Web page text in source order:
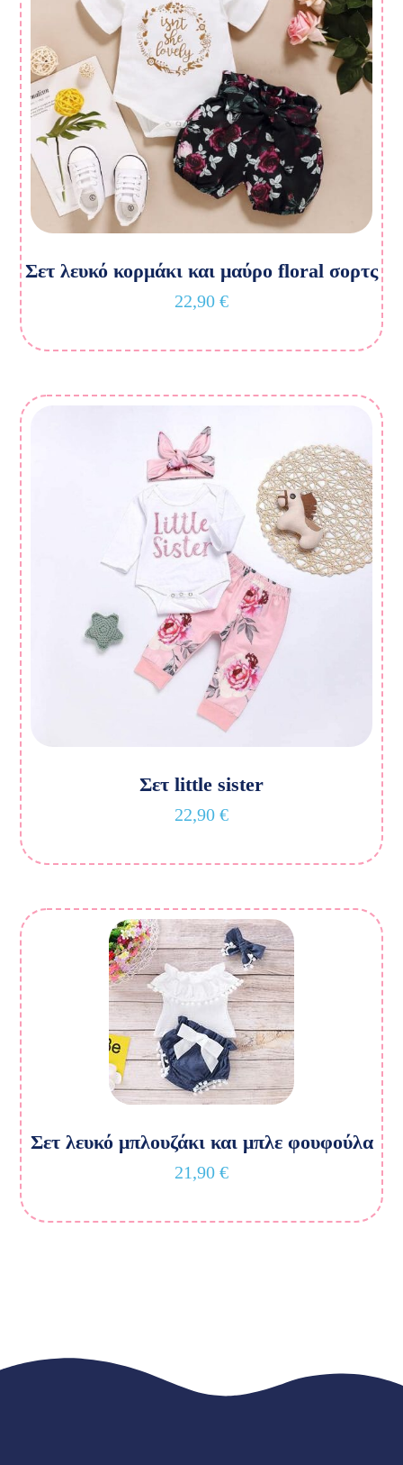
Σετ λευκό κορμάκι και μαύρο floral σορτς
22,90 €
Σετ little sister
22,90 €
Σετ λευκό μπλουζάκι και μπλε φουφούλα
21,90 €